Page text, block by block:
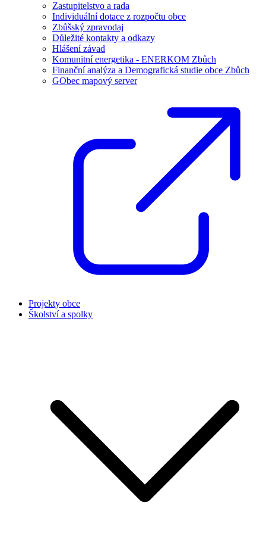
Zastupitelstvo a rada
Individuální dotace z rozpočtu obce
Zbůšský zpravodaj
Důležité kontakty a odkazy
Hlášení závad
Komunitní energetika - ENERKOM Zbůch
Finanční analýza a Demografická studie obce Zbůch
GObec mapový server
Projekty obce
Školství a spolky